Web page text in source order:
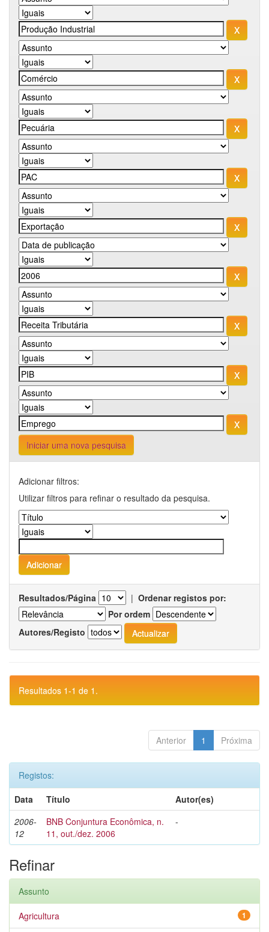
Iniciar uma nova pesquisa
Adicionar filtros:
Utilizar filtros para refinar o resultado da pesquisa.
Resultados/Página | Ordenar registos por:
Por ordem
Autores/Registo
Resultados 1-1 de 1.
Anterior 1 Próxima
Registos:
Data
Título
Autor(es)
2006-
12
BNB Conjuntura Econômica, n.
11, out./dez. 2006
-
Refinar
Assunto
1
Agricultura